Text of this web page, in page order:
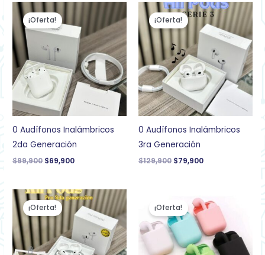
¡Oferta!
0 Audífonos Inalámbricos
2da Generación
$99,900
precio
original
era:
$99,900.
$69,900
actual
es:
$69,900.
¡Oferta!
0 Audífonos Inalámbricos
3ra Generación
$129,900
El
precio
original
$129,900.
$79,900
El
precio
actual
es:
$79,900.
¡Oferta!
El
precio
original
$149,900.
El
precio
actual
es:
$87,900.
¡Oferta!precio
original
era:
$69,900.
precio
actual
es:
$37,900.